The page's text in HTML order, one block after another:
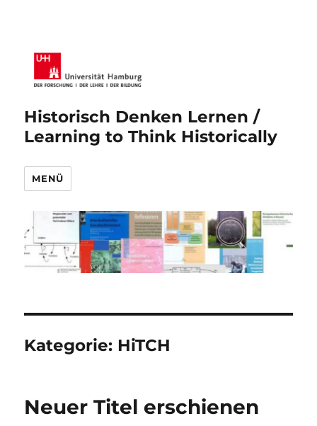
Historisch Denken Lernen /
Learning to Think Historically
MENÜ
Kategorie: HiTCH
Neuer Titel erschienen